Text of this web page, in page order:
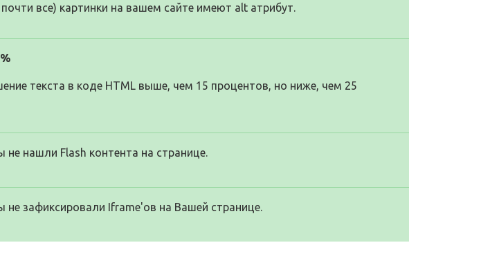
все) картинки на вашем сайте имеют alt атрибут.
текста в коде HTML выше, чем 15 процентов, но ниже, чем 25
не нашли Flash контента на странице.
не зафиксировали Iframe'ов на Вашей странице.